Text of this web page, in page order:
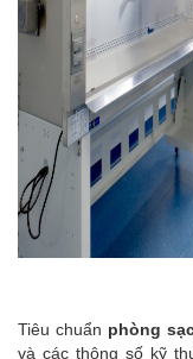
Tiêu chuẩn phòng
và các thông số kỹ